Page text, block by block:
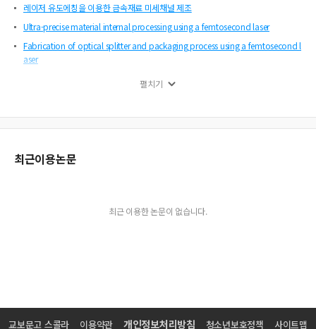
레이저 유도에칭을 이용한 금속재료 미세채널 제조
Ultra-precise material internal processing using a femtosecond laser
Fabrication of optical splitter and packaging process using a femtosecond l
aser
와이어 송급장치를 이용한 Inconel 600 plate의 Nd:YAG 레이저 클래딩 특성
자동차용 고강도강의 레이저 및 하이브리드 용접성에 관한 연구
Plastic Welding with LASER
레이저 peening에 의한 SUS 304 재질 표면 응력 개선
펼치기
최근이용논문
최근 이용한 논문이 없습니다.
교보문고 스콜라 이용약관 개인정보처리방침 청소년보호정책 사이트맵